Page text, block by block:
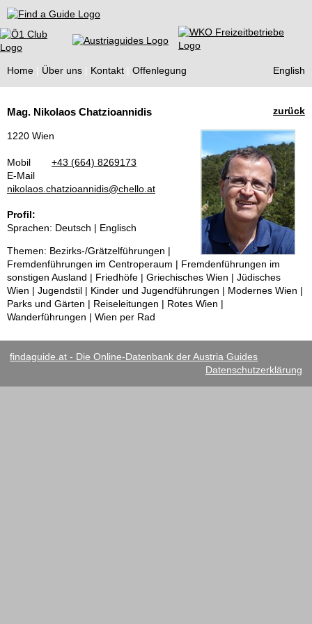
Find a Guide
Home Über uns Kontakt Offenlegung English
Guides
zurück
Mag. Nikolaos Chatzioannidis
1220 Wien
Mobil
+43 (664) 8269173
E-Mail
nikolaos.chatzioannidis@chello.at
Profil:
Sprachen: Deutsch | Englisch
Themen: Bezirks-/Grätzelführungen |
Fremdenführungen im Centroperaum | Fremdenführungen im
sonstigen Ausland | Friedhöfe | Griechisches Wien | Jüdisches
Wien | Jugendstil | Kinder und Jugendführungen | Modernes Wien |
Parks und Gärten | Reiseleitungen | Rotes Wien |
Wanderführungen | Wien per Rad
findaguide.at - Die Online-Datenbank der Austria Guides
Datenschutzerklärung